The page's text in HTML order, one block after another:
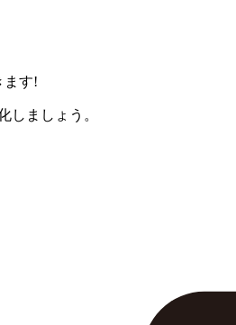
ます!
しましょう。